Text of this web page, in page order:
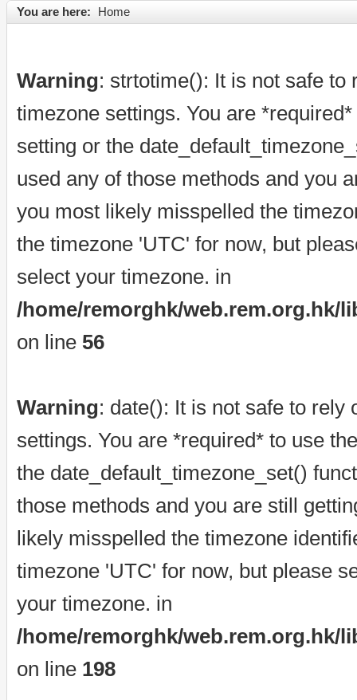
You are here: Home
Warning: strtotime(): It is not safe to
timezone settings. You are
setting or the
used any of those methods and you
you most likely misspelled the
the timezone 'UTC' for now, but
select your timezone. in
/home/remorghk/web.rem.org.hk/
on line 56
Warning: date(): It is not safe to rely
settings. You are *required* to use
the date_default_timezone_set()
those methods and you are still
likely misspelled the timezone
timezone 'UTC' for now, but please
your timezone. in
/home/remorghk/web.rem.org.hk/
on line 198